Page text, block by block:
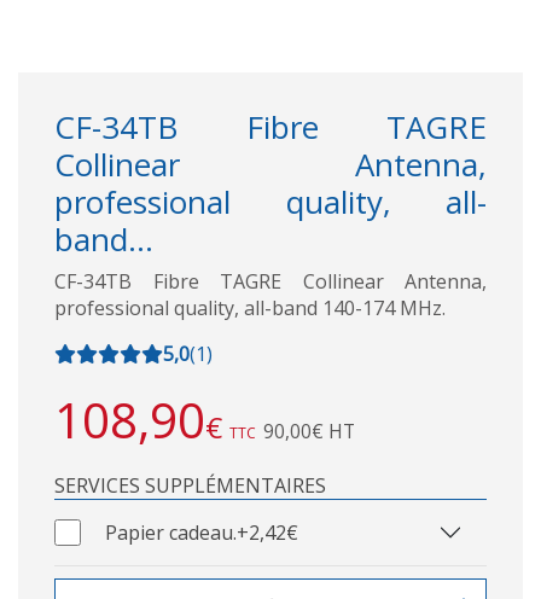
CF-34TB Fibre TAGRE
Collinear Antenna,
professional quality, all-
band...
CF-34TB Fibre TAGRE Collinear Antenna,
professional quality, all-band 140-174 MHz.
5,0(1)
108,90€ TTC 90,00€ HT
SERVICES SUPPLÉMENTAIRES
Papier cadeau.+2,42€